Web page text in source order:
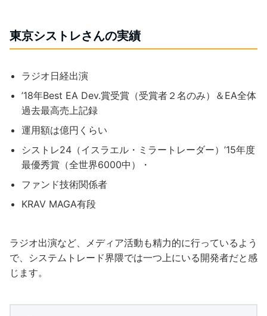
東京シストレさんの実績
ラジオ日経出演
’18年Best EA Dev.賞受賞（受賞者２名のみ）＆EA全体
過去最高売上記録
運用額は億円くらい
シストレ24（イスラエル・ミラートレーダー）’15年度
最優秀賞（全世界6000中）・
ファンド技術関係者
KRAV MAGA有段
ラジオ出演など、メディア活動も精力的に行っているよう
で、システムトレード界隈では一つ上にいる開発者だと感
じます。